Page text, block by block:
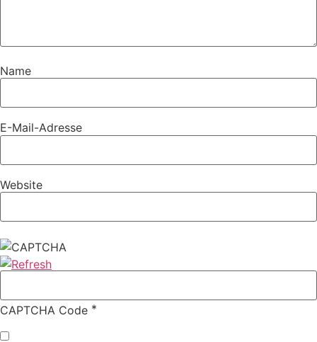
Name
E-Mail-Adresse
Website
CAPTCHA Code *